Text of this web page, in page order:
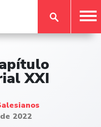
XXI
2022